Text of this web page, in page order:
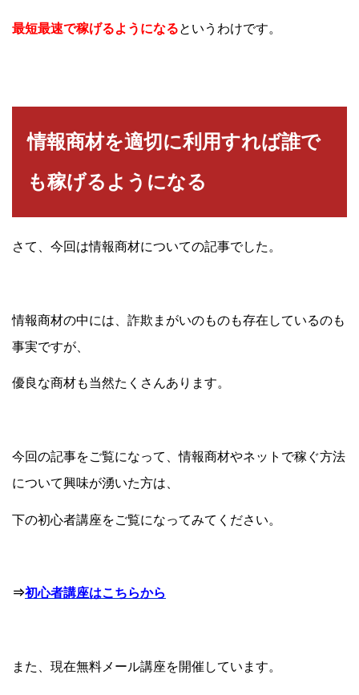
最短最速で稼げるようになるというわけです。
情報商材を適切に利用すれば誰で
も稼げるようになる
さて、今回は情報商材についての記事でした。
情報商材の中には、詐欺まがいのものも存在しているのも
事実ですが、
優良な商材も当然たくさんあります。
今回の記事をご覧になって、情報商材やネットで稼ぐ方法
について興味が湧いた方は、
下の初心者講座をご覧になってみてください。
⇒初心者講座はこちらから
また、現在無料メール講座を開催しています。